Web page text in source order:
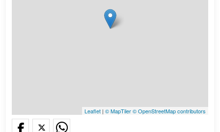
Leaflet | © MapTiler© OpenStreetMap contributors